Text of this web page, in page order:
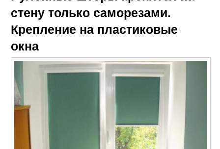
стену только саморезами.
Крепление на пластиковые
окна